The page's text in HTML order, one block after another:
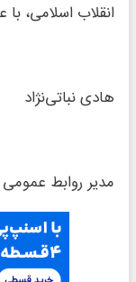
انقلاب اسلامی،
هادی نباتی‌نژاد
مدیر روابط عمومی